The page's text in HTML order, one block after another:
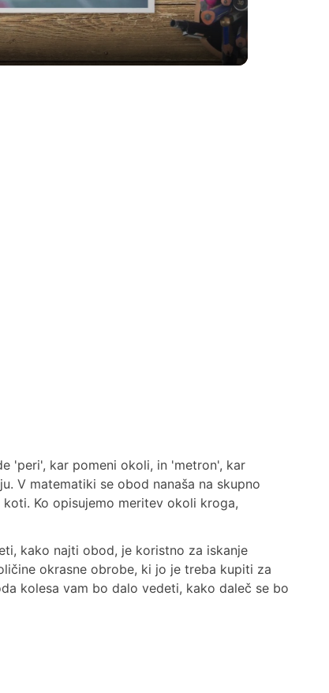
'peri', kar pomeni okoli, in 'metron', kar
V matematiki se obod nanaša na skupno
Ko opisujemo meritev okoli kroga,
kako najti obod, je koristno za iskanje
okrasne obrobe, ki jo je treba kupiti za
kolesa vam bo dalo vedeti, kako daleč se bo